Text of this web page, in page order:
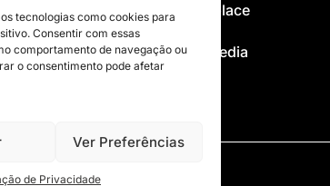
tecnologias como cookies para
Consentir com essas
comportamento de navegação ou
o consentimento pode afetar
Ver Preferências
de Privacidade
Marketplace
Retail Media